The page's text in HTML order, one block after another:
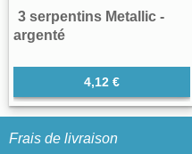
Frais de livraison
3 serpentins Metallic -
argenté
4,12 €